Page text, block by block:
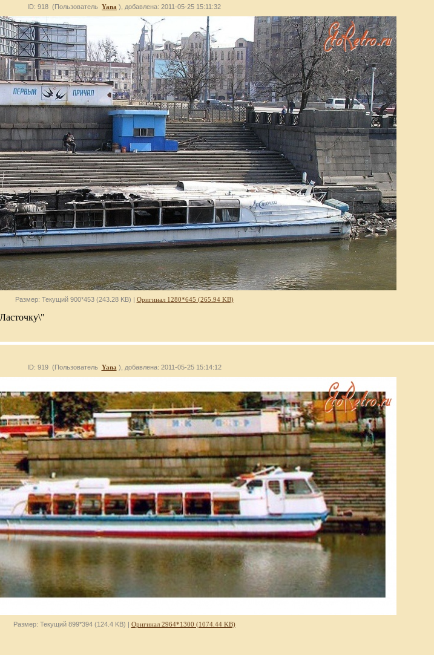
ID: 918 (Пользователь Yana ), добавлена: 2011-05-25 15:11:32
Размер: Текущий 900*453 (243.28 KB) | Оригинал 1280*645 (265.94 KB)
ID: 919 (Пользователь Yana ), добавлена: 2011-05-25 15:14:12
Размер: Текущий 899*394 (124.4 KB) | Оригинал 2964*1300 (1074.44 KB)